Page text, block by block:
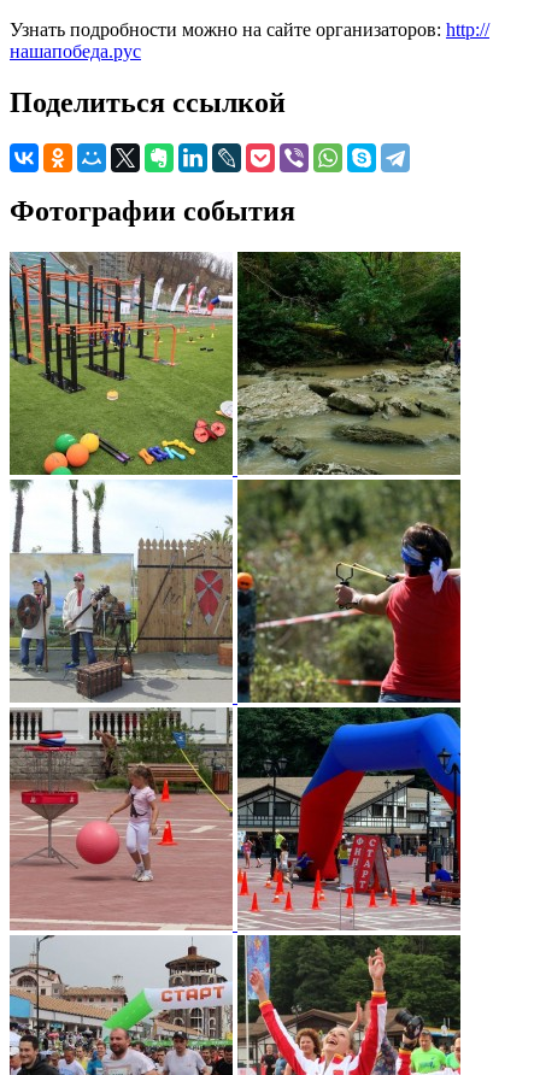
Узнать подробности можно на сайте организаторов: http://
нашапобеда.рус
Поделиться ссылкой
Фотографии события